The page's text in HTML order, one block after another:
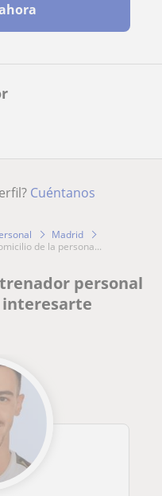
Cuéntanos
Madrid
de la persona...
personal
interesarte